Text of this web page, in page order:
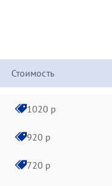
Стоимость
1020 р
920 р
720 р